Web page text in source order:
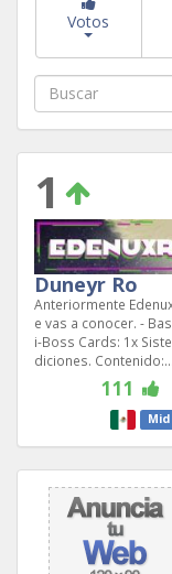
Votos
1
Duneyr Ro
Anteriormente
e vas a conocer. -
i-Boss Cards: 1x
diciones. Contenido:...
111